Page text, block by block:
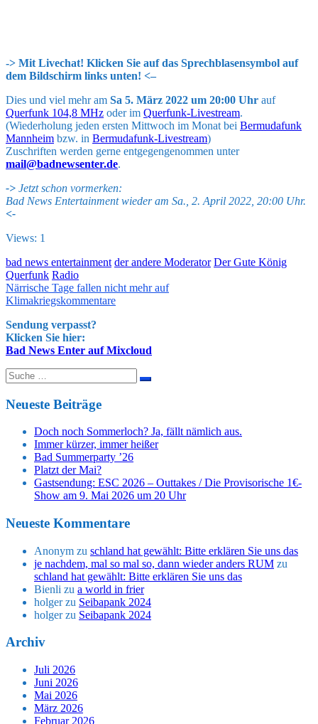
-> Mit Livechat! Klicken Sie auf das Sprechblasensymbol auf
dem Bildschirm links unten! <–
Dies und viel mehr am Sa 5. März 2022 um 20:00 Uhr auf
Querfunk 104,8 MHz oder im Querfunk-Livestream.
(Wiederholung jeden ersten Mittwoch im Monat bei Bermudafunk
Mannheim bzw. in Bermudafunk-Livestream)
Zuschriften werden gerne entgegengenommen unter
mail@badnewsenter.de.
-> Jetzt schon vormerken:
Bad News Entertainment wieder am Sa., 2. April 2022, 20:00 Uhr.
<-
Views: 1
bad news entertainment der andere Moderator Der Gute König
Querfunk Radio
Beitragsnavigation
Närrische Tage fallen nicht mehr auf
Klimakriegskommentare
Sendung verpasst?
Klicken Sie hier:
Bad News Enter auf Mixcloud
Suche
nach:
Neueste Beiträge
Doch noch Sommerloch? Ja, fällt nämlich aus.
Immer kürzer, immer heißer
Bad Summerparty ’26
Platzt der Mai?
Gastsendung: ESC 2026 – Outtakes / Die Provisorische 1€-
Show am 9. Mai 2026 um 20 Uhr
Neueste Kommentare
Anonym zu schland hat gewählt: Bitte erklären Sie uns das
je nachdem, mal so mal so, dann wieder anders RUM zu
schland hat gewählt: Bitte erklären Sie uns das
Bienli zu a world in frier
holgerzu Seibapank 2024
holgerzu Seibapank 2024
Archiv
Juli 2026
Juni 2026
Mai 2026
März 2026
Februar 2026